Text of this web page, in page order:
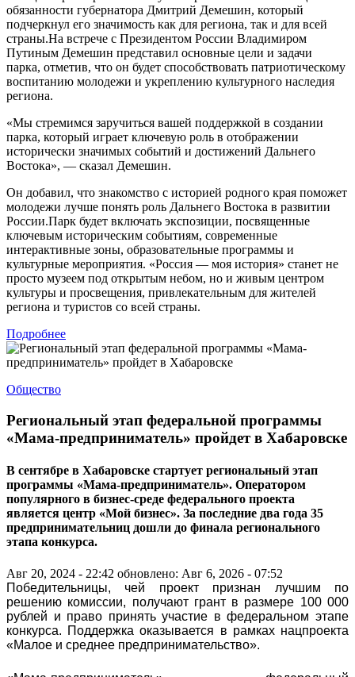
обязанности губернатора Дмитрий Демешин, который
подчеркнул его значимость как для региона, так и для всей
страны.На встрече с Президентом России Владимиром
Путиным Демешин представил основные цели и задачи
парка, отметив, что он будет способствовать патриотическому
воспитанию молодежи и укреплению культурного наследия
региона.
«Мы стремимся заручиться вашей поддержкой в создании
парка, который играет ключевую роль в отображении
исторически значимых событий и достижений Дальнего
Востока», — сказал Демешин.
Он добавил, что знакомство с историей родного края поможет
молодежи лучше понять роль Дальнего Востока в развитии
России.Парк будет включать экспозиции, посвященные
ключевым историческим событиям, современные
интерактивные зоны, образовательные программы и
культурные мероприятия. «Россия — моя история» станет не
просто музеем под открытым небом, но и живым центром
культуры и просвещения, привлекательным для жителей
региона и туристов со всей страны.
Подробнее
Общество
Региональный этап федеральной программы
«Мама-предприниматель» пройдет в Хабаровске
В сентябре в Хабаровске стартует региональный этап
программы «Мама-предприниматель». Оператором
популярного в бизнес-среде федерального проекта
является центр «Мой бизнес». За последние два года 35
предпринимательниц дошли до финала регионального
этапа конкурса.
Авг 20, 2024 - 22:42 обновлено: Авг 6, 2026 - 07:52
Победительницы, чей проект признан лучшим по
решению комиссии, получают грант в размере 100 000
рублей и право принять участие в федеральном этапе
конкурса. Поддержка оказывается в рамках нацпроекта
«Малое и среднее предпринимательство».